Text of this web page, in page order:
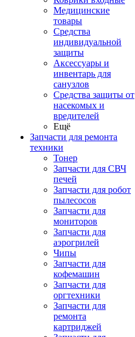
Медицинские
товары
Средства
индивидуальной
защиты
Аксессуары и
инвентарь для
санузлов
Средства защиты от
насекомых и
вредителей
Ещё
Запчасти для ремонта
техники
Тонер
Запчасти для СВЧ
печей
Запчасти для робот
пылесосов
Запчасти для
мониторов
Запчасти для
аэрогрилей
Чипы
Запчасти для
кофемашин
Запчасти для
оргтехники
Запчасти для
ремонта
картриджей